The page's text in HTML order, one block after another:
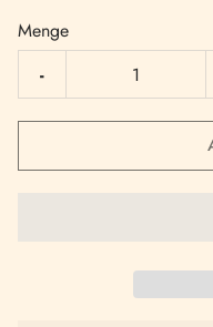
Menge
-